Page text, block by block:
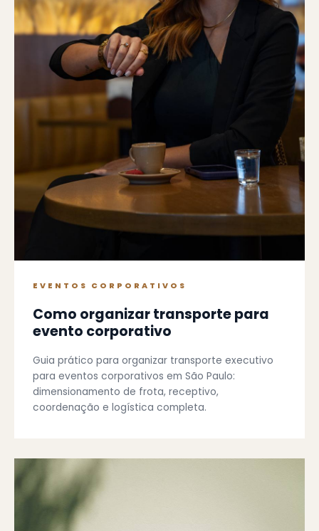
EVENTOS CORPORATIVOS
Como organizar transporte para
evento corporativo
Guia prático para organizar transporte executivo
para eventos corporativos em São Paulo:
dimensionamento de frota, receptivo,
coordenação e logística completa.